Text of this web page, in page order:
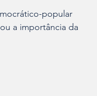
popular
a importância da